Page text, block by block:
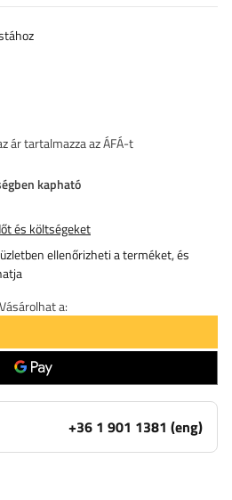
ár tartalmazza az ÁFÁ-t
kapható
és költségeket
ellenőrizheti a terméket, és
Vásárolhat a:
+36 1 901 1381 (eng)